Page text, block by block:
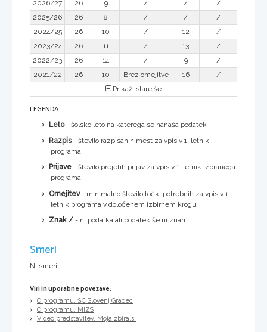
2026/27
26 9 / /
/
2025/26
26 8 / /
/
2024/25
26 10 / 12
/
2023/24
26 11 / 13
/
2022/23
26 14 / 9
/
2021/22
26 10 Brez omejitve 16
/
Prikaži starejše
LEGENDA
Leto- šolsko leto na katerega se nanaša podatek
Razpis- število razpisanih mest za vpis v 1. letnik
programa
Prijave - število prejetih prijav za vpis v 1. letnik izbranega
programa
Omejitev- minimalno število točk, potrebnih za vpis v 1.
letnik programa v določenem izbirnem krogu
Znak / - ni podatka ali podatek še ni znan
Smeri
Ni smeri
Viri in uporabne povezave:
O programu, ŠC Slovenj Gradec
O programu, MIZS
Video predstavitev, Mojaizbira.si